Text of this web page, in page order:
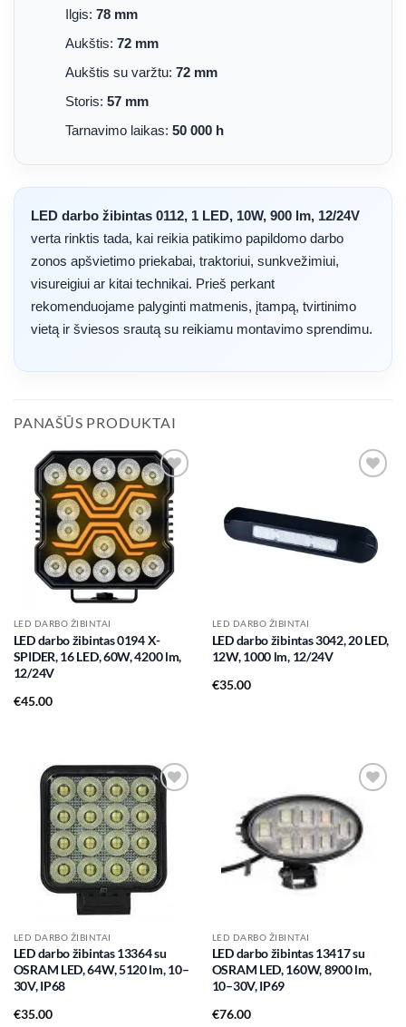
Ilgis: 78 mm
Aukštis: 72 mm
Aukštis su varžtu: 72 mm
Storis: 57 mm
Tarnavimo laikas: 50 000 h
LED darbo žibintas 0112, 1 LED, 10W, 900 lm, 12/24V
verta rinktis tada, kai reikia patikimo papildomo darbo
zonos apšvietimo priekabai, traktoriui, sunkvežimiui,
visureigiui ar kitai technikai. Prieš perkant
rekomenduojame palyginti matmenis, įtampą, tvirtinimo
vietą ir šviesos srautą su reikiamu montavimo sprendimu.
PANAŠŪS PRODUKTAI
Add to
wishlist
LED DARBO ŽIBINTAI
LED darbo žibintas 0194 X-
SPIDER, 16 LED, 60W, 4200 lm,
12/24V
€45.00
LED DARBO ŽIBINTAI
LED darbo žibintas 3042, 20 LED,
12W, 1000 lm, 12/24V
€35.00
Add to
wishlist
LED DARBO ŽIBINTAI
LED darbo žibintas 13364 su
OSRAM LED, 64W, 5120 lm, 10–
30V, IP68
€35.00
wishlist
LED DARBO ŽIBINTAI
LED darbo žibintas 13417 su
OSRAM LED, 160W, 8900 lm,
10–30V, IP69
€76.00